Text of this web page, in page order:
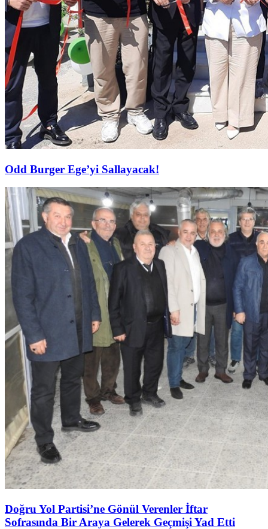
Odd Burger Ege’yi Sallayacak!
Doğru Yol Partisi’ne Gönül Verenler İftar
Sofrasında Bir Araya Gelerek Geçmişi Yad Etti